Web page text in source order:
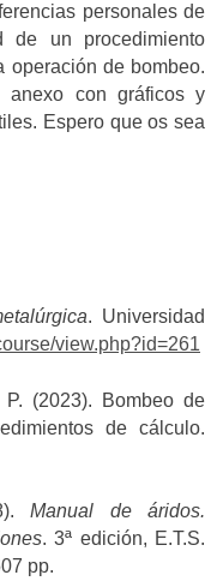
personales de
de un procedimiento
operación de bombeo.
con gráficos y
Espero que os sea
. Universidad
view.php?id=261
P. (2023). Bombeo de
de cálculo.
Manual de áridos.
. 3ª edición, E.T.S.
pp.